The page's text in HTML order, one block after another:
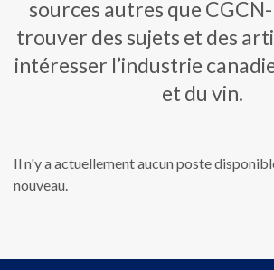
sources autres que
trouver des sujets et des
intéresser l’industrie
et du vin.
Il n'y a actuellement aucun poste
nouveau.